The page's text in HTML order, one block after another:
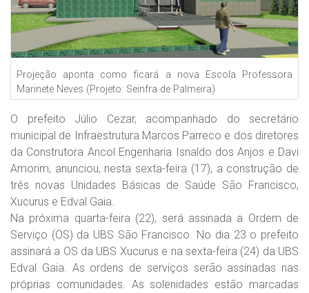
Projeção aponta como ficará a nova Escola Professora
Marinete Neves (Projeto: Seinfra de Palmeira)
O prefeito Júlio Cezar, acompanhado do secretário
municipal de Infraestrutura Marcos Parreco e dos diretores
da Construtora Ancol Engenharia Isnaldo dos Anjos e Davi
Amorim, anunciou, nesta sexta-feira (17), a construção de
três novas Unidades Básicas de Saúde São Francisco,
Xucurus e Edval Gaia.
Na próxima quarta-feira (22), será assinada a Ordem de
Serviço (OS) da UBS São Francisco. No dia 23 o prefeito
assinará a OS da UBS Xucurus e na sexta-feira (24) da UBS
Edval Gaia. As ordens de serviços serão assinadas nas
próprias comunidades. As solenidades estão marcadas